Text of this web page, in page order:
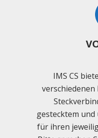
IMS CS
gestecktem
für ihren